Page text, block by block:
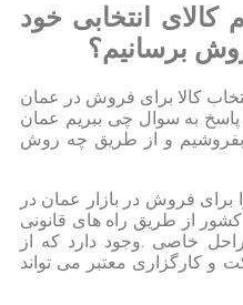
انتخابی خود
برسانیم؟
کالا برای فروش در عمان
به سوال چی ببریم عمان
بفروشیم و از طریق چه روش
برای فروش در بازار عمان در
کشور از طریق راه های قانونی
خاصی .وجود دارد که از
کارگزاری معتبر می تواند